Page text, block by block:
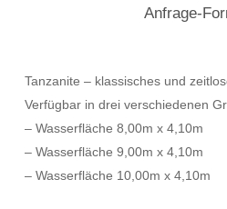
Anfrage-
Tanzanite – klassisches und
Verfügbar in drei verschiedenen
– Wasserfläche 8,00m x 4,10m
– Wasserfläche 9,00m x 4,10m
– Wasserfläche 10,00m x 4,10m